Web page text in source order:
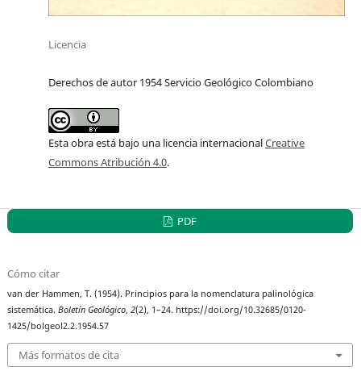
Licencia
Derechos de autor 1954 Servicio Geológico Colombiano
Esta obra está bajo una licencia internacionalCreative
Commons Atribución 4.0.
PDF
Cómo citar
van der Hammen, T. (1954). Principios para la nomenclatura palinológica
sistemática.Boletín Geológico,2(2), 1–24. https://doi.org/10.32685/0120-
1425/bolgeol2.2.1954.57
Más formatos de cita